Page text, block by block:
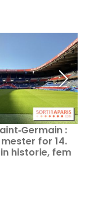
:
for 14.
historie, fem